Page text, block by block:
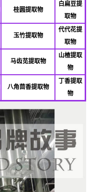
桂圆提取物
白扁豆提
取物
玉竹提取物
代代花提
取物
马齿苋提取物
山楂提取
物
八角茴香提取物
丁香提取
物